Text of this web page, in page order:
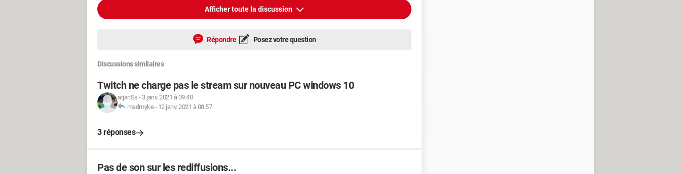
Afficher toute la discussion
Répondre Posez votre question
Discussions similaires
Twitch ne charge pas le stream sur nouveau PC windows 10
arjanSs - 3 janv. 2021 à 09:48
madmyke- 12 janv. 2021 à 08:57
3 réponses
Pas de son sur les rediffusions...